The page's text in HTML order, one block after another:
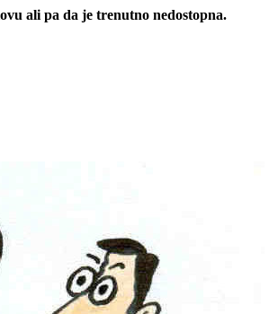
ali pa da je trenutno nedostopna.